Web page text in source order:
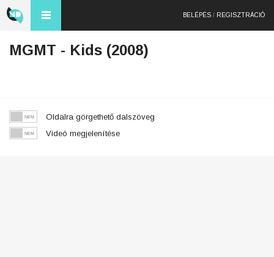
BELÉPÉS / REGISZTRÁCIÓ
MGMT - Kids (2008)
Oldalra görgethető dalszöveg
Videó megjelenítése